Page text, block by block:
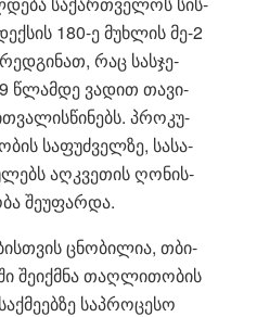
180-ე მუხ­ლის მე-2
რაც სას­ჯე­
წლამ­დე ვა­დით თა­ვი­
პრო­კუ­
სა­ფუძ­ველ­ზე, სა­სა­
აღ­კვე­თის ღო­ნის­
შე­უ­ფარ­და.
ცნო­ბი­ლია, თბი­
შე­იქ­მნა თაღ­ლი­თო­ბის
საპ­რო­ცე­სო